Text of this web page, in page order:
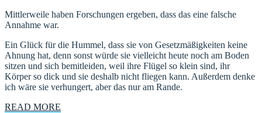
Mittlerweile haben Forschungen ergeben, dass das eine falsche
Annahme war.
Ein Glück für die Hummel, dass sie von Gesetzmäßigkeiten keine
Ahnung hat, denn sonst würde sie vielleicht heute noch am Boden
sitzen und sich bemitleiden, weil ihre Flügel so klein sind, ihr
Körper so dick und sie deshalb nicht fliegen kann. Außerdem denke
ich wäre sie verhungert, aber das nur am Rande.
READ MORE